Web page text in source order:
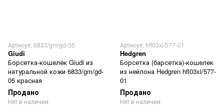
Артикул: 6833/gm/gd-05
Giudi
Борсетка-кошелёк Giudi из
натуральной кожи 6833/gm/gd-
05 красная
Продано
Нет в наличии
Артикул: hfl03xl/577-01
Hedgren
Борсетка (барсетка)-кошелек
из нейлона Hedgren hfl03xl/577-
01
Продано
Нет в наличии